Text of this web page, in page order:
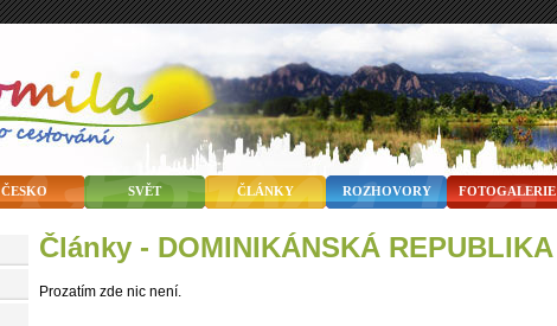
ČESKO SVĚT ČLÁNKY ROZHOVORY FOTOGALERIE
články - DOMINIKÁNSKÁ REPUBLIKA
Prozatím zde nic není.